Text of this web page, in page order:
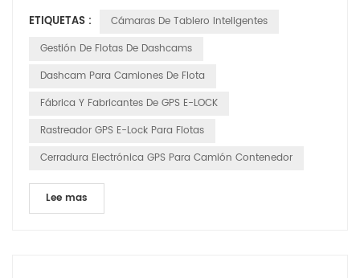
HUABAO Technology, un fabricante líder de grabadoras de
conducción y productos GPS elock, se compromete a
ETIQUETAS :
Cámaras De Tablero Inteligentes
Gestión De Flotas De Dashcams
Dashcam Para Camiones De Flota
Fábrica Y Fabricantes De GPS E-LOCK
Rastreador GPS E-Lock Para Flotas
Cerradura Electrónica GPS Para Camión Contenedor
Lee mas